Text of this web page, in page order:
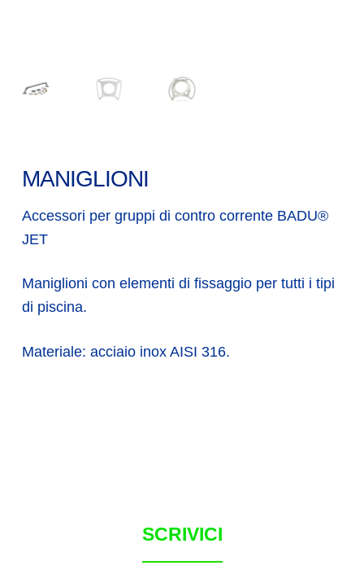
MANIGLIONI
Accessori per gruppi di contro corrente BADU®
JET
Maniglioni con elementi di fissaggio per tutti i tipi
di piscina.
Materiale: acciaio inox AISI 316.
SCRIVICI